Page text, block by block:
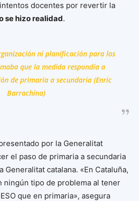
docentes por revertir la
se hizo realidad.
ni planificación para los
que la medida respondía a
de primaria a secundaria (Enric
Barrachina)
por la Generalitat
el paso de primaria a secundaria
catalana. «En Cataluña,
ningún tipo de problema al tener
que en primaria», asegura